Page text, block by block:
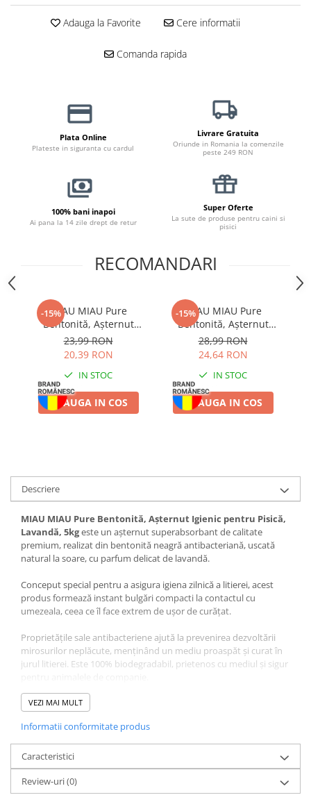
Adauga la Favorite Cere informatii
Comanda rapida
Plata Online
Plateste in siguranta cu cardul
Livrare Gratuita
Oriunde in Romania la comenzile
peste 249 RON
100% bani inapoi
Ai pana la 14 zile drept de retur
Super Oferte
La sute de produse pentru caini si
pisici
RECOMANDARI
-15%MIAU MIAU Pure
Bentonită, Așternut
Igienic pentru Pisică,
Lavandă, 5L
23,99 RON
20,39 RON
IN STOC
ADAUGA IN COS
-15%MIAU MIAU Pure
Bentonită, Așternut
Igienic pentru Pisică,
Baby Powder, 5kg
28,99 RON
24,64 RON
IN STOC
ADAUGA IN COS
Descriere
MIAU MIAU Pure Bentonită, Așternut Igienic pentru Pisică,
Lavandă, 5kgeste un așternut superabsorbant de calitate
premium, realizat din bentonită neagră antibacteriană, uscată
natural la soare, cu parfum delicat de lavandă.
Conceput special pentru a asigura igiena zilnică a litierei, acest
produs formează instant bulgări compacti la contactul cu
umezeala, ceea ce îl face extrem de ușor de curățat.
Proprietățile sale antibacteriene ajută la prevenirea dezvoltării
mirosurilor neplăcute, menținând un mediu proaspăt și curat în
jurul litierei. Este 100% biodegradabil, prietenos cu mediul și sigur
Granulele fine nu se lipesc de lăbuțe și nu produc praf, fiind astfel
o curățenie impecabilă.
Avantaje MIAU MIAU Pure Bentonită, Așternut Igienic
pentru Pisică, Lavandă, 5kg: bentonită neagră antibacteriană
de înaltă calitate, uscată natural la soare, formează bulgări instant
la contactul cu lichidul, captează eficient mirosurile neplăcute, nu
VEZI MAI MULT
Informatii conformitate produs
Caracteristici
Review-uri(0)